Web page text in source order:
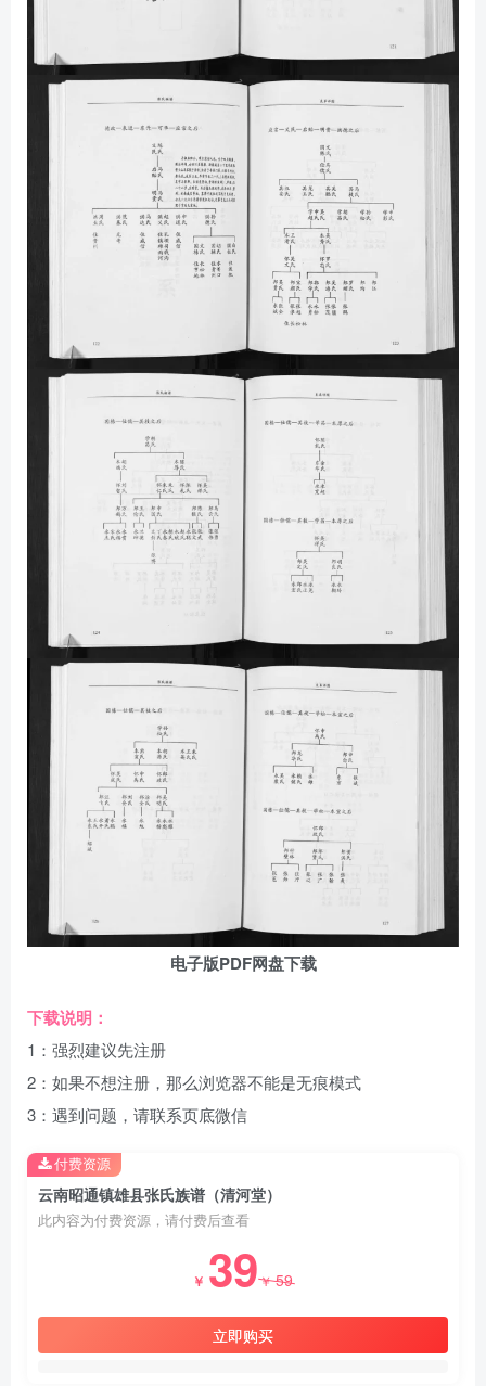
电子版PDF网盘下载
下载说明：
1：强烈建议先注册
2：如果不想注册，那么浏览器不能是无痕模式
3：遇到问题，请联系页底微信
云南昭通镇雄县张氏族谱（清河堂）
此内容为付费资源，请付费后查看
￥ 39￥59
立即购买
付费资源